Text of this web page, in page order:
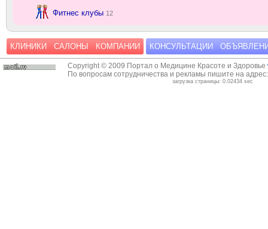
Фитнес клубы 12
КЛИНИКИ САЛОНЫ КОМПАНИИ КОНСУЛЬТАЦИИ
Copyright © 2009 Портал о Медицине Красоте и Здоровье
По вопросам сотрудничества и рекламы пишите на
загрузка страницы: 0.02434 sec